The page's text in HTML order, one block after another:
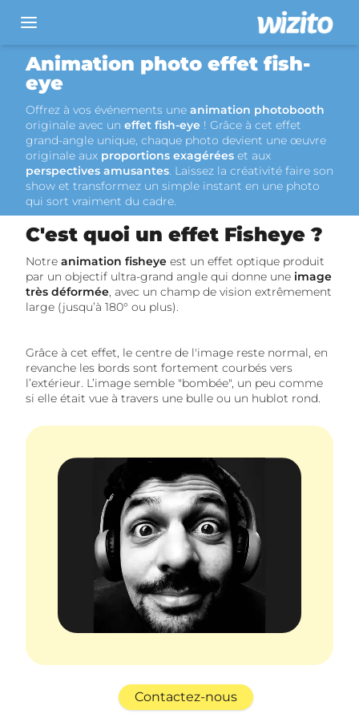
Location photobooth
Blog
À propos
Nous contacter
Entreprise / Particulier
Animation photo effet fish-
eye
Offrez à vos événements une animation photobooth
originale avec un effet fish-eye ! Grâce à cet effet
grand-angle unique, chaque photo devient une œuvre
originale aux proportions exagérées et aux
perspectives amusantes. Laissez la créativité faire son
show et transformez un simple instant en une photo
qui sort vraiment du cadre.
C'est quoi un effet Fisheye ?
Notre animation fisheye est un effet optique produit
par un objectif ultra-grand angle qui donne une image
très déformée, avec un champ de vision extrêmement
large (jusqu’à 180° ou plus).
Grâce à cet effet, le centre de l'image reste normal, en
revanche les bords sont fortement courbés vers
l’extérieur. L’image semble "bombée", un peu comme
si elle était vue à travers une bulle ou un hublot rond.
Contactez-nous